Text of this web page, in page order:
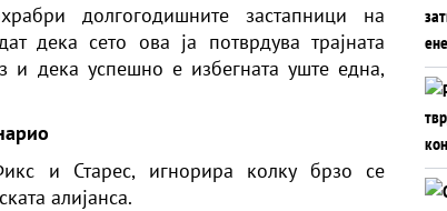
долгогодишните застапници на
дека сето ова ја потврдува трајната
и дека успешно е избегната уште една,
и Старес, игнорира колку брзо се
алијанса.